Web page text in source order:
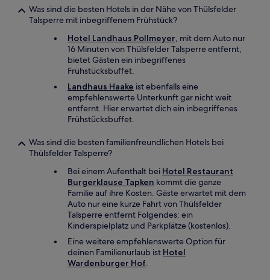
Was sind die besten Hotels in der Nähe von Thülsfelder
Talsperre mit inbegriffenem Frühstück?
Hotel Landhaus Pollmeyer, mit dem Auto nur
16 Minuten von Thülsfelder Talsperre entfernt,
bietet Gästen ein inbegriffenes
Frühstücksbuffet.
Landhaus Haake ist ebenfalls eine
empfehlenswerte Unterkunft gar nicht weit
entfernt. Hier erwartet dich ein inbegriffenes
Frühstücksbuffet.
Was sind die besten familienfreundlichen Hotels bei
Thülsfelder Talsperre?
Bei einem Aufenthalt bei Hotel Restaurant
Burgerklause Tapken kommt die ganze
Familie auf ihre Kosten. Gäste erwartet mit dem
Auto nur eine kurze Fahrt von Thülsfelder
Talsperre entfernt Folgendes: ein
Kinderspielplatz und Parkplätze (kostenlos).
Eine weitere empfehlenswerte Option für
deinen Familienurlaub ist Hotel
Wardenburger Hof.